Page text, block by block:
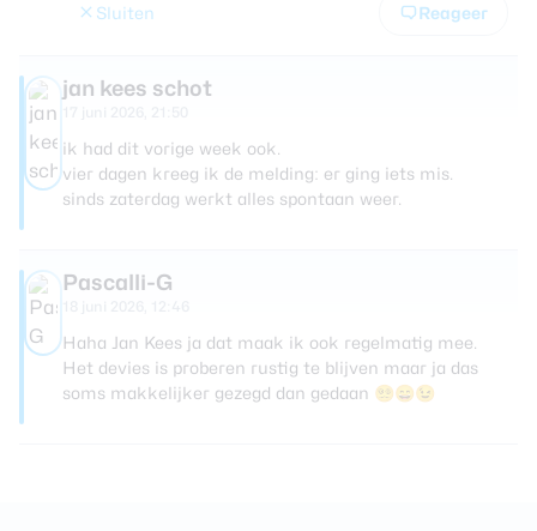
Sluiten Reageer
jan kees schot
ik had dit vorige week ook.
vier dagen kreeg ik de melding: er ging iets mis.
sinds zaterdag werkt alles spontaan weer.
Pascalli-G
Haha Jan Kees ja dat maak ik ook regelmatig mee.
Het devies is proberen rustig te blijven maar ja das
soms makkelijker gezegd dan gedaan 😵‍💫😄😉